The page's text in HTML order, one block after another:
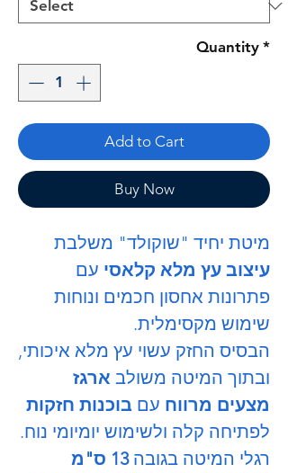
Quantity *
Add to Cart
Buy Now
מיטת יחיד "שוקולד" משלבת
עיצוב עץ מלא קלאסי עם
פתרונות אחסון חכמים ונוחות
שימוש מקסימלית.
הבסיס החזק עשוי עץ מלא איכותי,
ובתוך המיטה משולב ארגז
מצעים מרווח עם בוכנות חזקות
לפתיחה קלה ולשימוש יומיומי נוח.
רגלי המיטה בגובה13 ס"מ